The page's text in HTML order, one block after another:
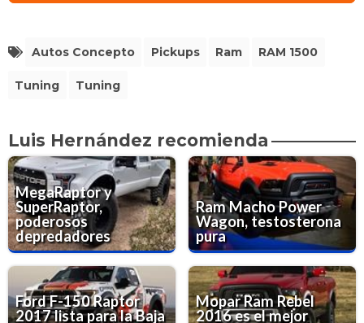
Autos Concepto Pickups Ram RAM 1500
Tuning Tuning
Luis Hernández recomienda
MegaRaptor y
SuperRaptor,
poderosos
depredadores
Ram Macho Power
Wagon, testosterona
pura
Ford F-150 Raptor
2017 lista para la Baja
Mopar Ram Rebel
2016 es el mejor